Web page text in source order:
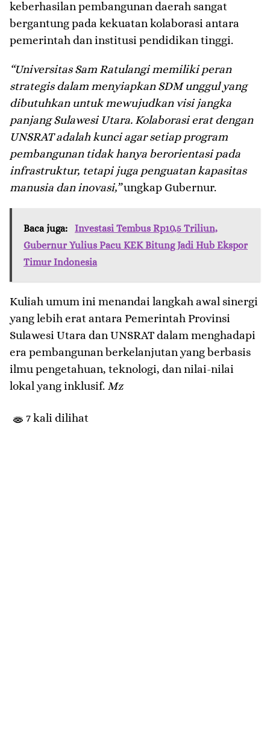
keberhasilan pembangunan daerah sangat
bergantung pada kekuatan kolaborasi antara
pemerintah dan institusi pendidikan tinggi.
“Universitas Sam Ratulangi memiliki peran
strategis dalam menyiapkan SDM unggul yang
dibutuhkan untuk mewujudkan visi jangka
panjang Sulawesi Utara. Kolaborasi erat dengan
UNSRAT adalah kunci agar setiap program
pembangunan tidak hanya berorientasi pada
infrastruktur, tetapi juga penguatan kapasitas
manusia dan inovasi,”ungkap Gubernur.
Baca juga:
Investasi Tembus Rp10,5 Triliun,
Gubernur Yulius Pacu KEK Bitung Jadi Hub Ekspor
Timur Indonesia
Kuliah umum ini menandai langkah awal sinergi
yang lebih erat antara Pemerintah Provinsi
Sulawesi Utara dan UNSRAT dalam menghadapi
era pembangunan berkelanjutan yang berbasis
ilmu pengetahuan, teknologi, dan nilai-nilai
lokal yang inklusif. Mz
7 kali dilihat